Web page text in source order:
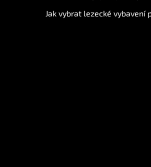
Jak vybrat lezecké vybavení